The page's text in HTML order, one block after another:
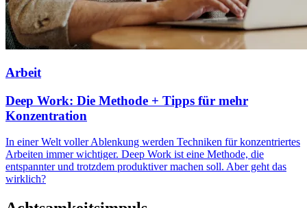
Arbeit
Deep Work: Die Methode + Tipps für mehr
Konzentration
In einer Welt voller Ablenkung werden Techniken für konzentriertes
Arbeiten immer wichtiger. Deep Work ist eine Methode, die
entspannter und trotzdem produktiver machen soll. Aber geht das
wirklich?